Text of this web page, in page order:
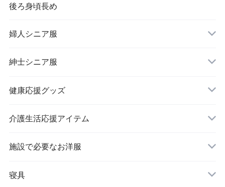
後ろ身頃長め
婦人シニア服
トップス
紳士シニア服
スラックス
健康応援グッズ
介護生活応援アイテム
施設で必要なお洋服
婦人 トップス
寝具